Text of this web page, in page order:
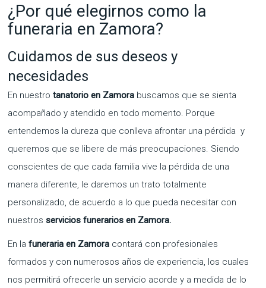
¿Por qué elegirnos como la
funeraria en Zamora?
Cuidamos de sus deseos y
necesidades
En nuestrotanatorio en Zamora buscamos que se sienta
acompañado y atendido en todo momento. Porque
entendemos la dureza que conlleva afrontar una pérdida y
queremos que se libere de más preocupaciones. Siendo
conscientes de que cada familia vive la pérdida de una
manera diferente, le daremos un trato totalmente
personalizado, de acuerdo a lo que pueda necesitar con
nuestros servicios funerarios en Zamora.
En lafuneraria en Zamora contará con profesionales
formados y con numerosos años de experiencia, los cuales
nos permitirá ofrecerle un servicio acorde y a medida de lo